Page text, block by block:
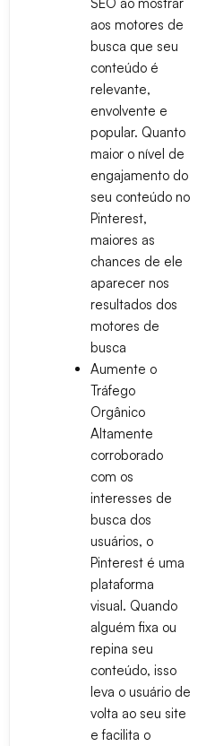
aos motores de
busca que seu
conteúdo é
relevante,
envolvente e
popular. Quanto
maior o nível de
engajamento do
seu conteúdo no
Pinterest,
maiores as
chances de ele
aparecer nos
resultados dos
motores de
busca
Aumente o
Tráfego
Orgânico
Altamente
corroborado
com os
interesses de
busca dos
usuários, o
Pinterest é uma
plataforma
visual. Quando
alguém fixa ou
repina seu
conteúdo, isso
leva o usuário de
volta ao seu site
e facilita o